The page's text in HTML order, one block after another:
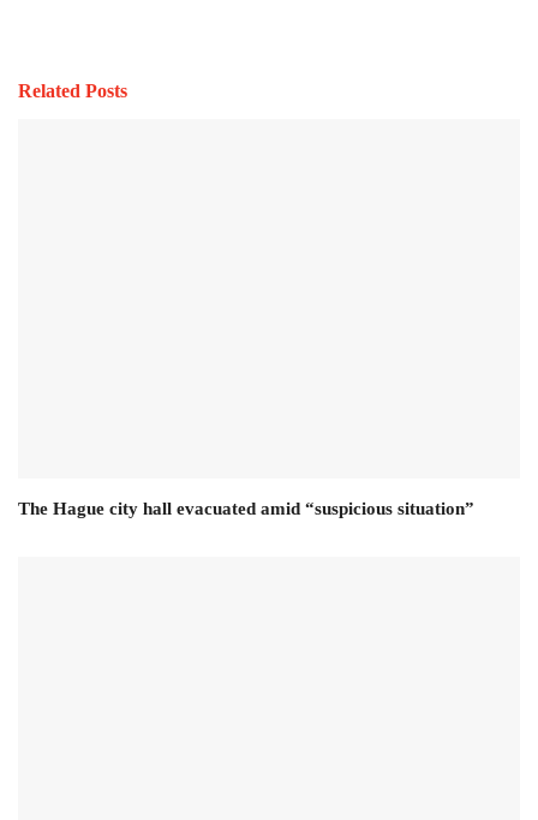
Related Posts
The Hague city hall evacuated amid “suspicious situation”